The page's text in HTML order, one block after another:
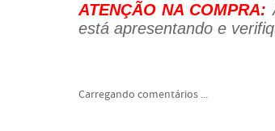
ATENÇÃO NA COMPRA:
está apresentando e
Carregando comentários ...